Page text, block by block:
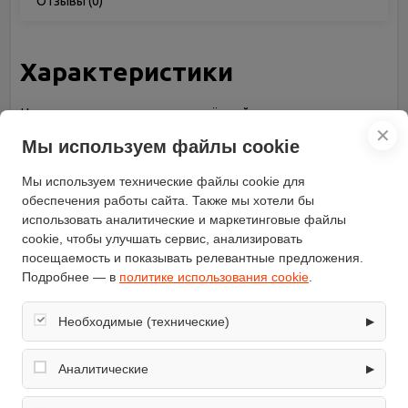
Характеристики
Цвет корпуса
чёрный
Глубина (см)
36.8
Бренд
De’Longhi
Дисплей
есть
Гриль
есть
Тип управления
сенсорное
Мощность микроволн (Вт)
Мощность гриля (Вт)
✕
Мы используем файлы cookie
Мы используем технические файлы cookie для
обеспечения работы сайта. Также мы хотели бы
использовать аналитические и маркетинговые файлы
cookie, чтобы улучшать сервис, анализировать
посещаемость и показывать релевантные предложения.
Подробнее — в политике использования cookie
Необходимые (технические) ▶
Обеспечивают корректную работу сайта: оформление
заказа, корзина, вход в личный кабинет. Без них основные
Аналитические ▶
Собирают обезличенную информацию о посещениях и